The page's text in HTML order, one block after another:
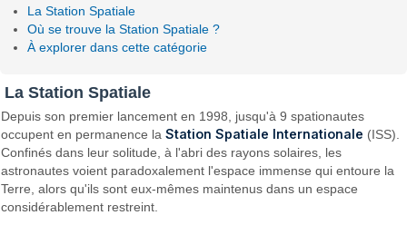
La Station Spatiale
Où se trouve la Station Spatiale ?
À explorer dans cette catégorie
La Station Spatiale
Depuis son premier lancement en 1998, jusqu'à 9 spationautes
occupent en permanence laStation Spatiale Internationale (ISS).
Confinés dans leur solitude, à l'abri des rayons solaires, les
astronautes voient paradoxalement l'espace immense qui entoure la
Terre, alors qu'ils sont eux-mêmes maintenus dans un espace
considérablement restreint.